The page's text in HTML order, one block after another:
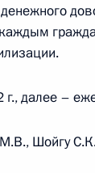
поручений
далее –
Шойгу